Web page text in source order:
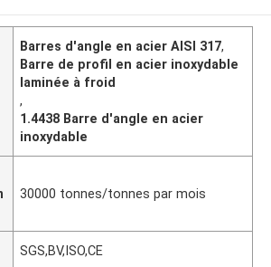
Barres d'angle en acier AISI 317,
Barre de profil en acier inoxydable
laminée à froid
,
1.4438 Barre d'angle en acier
inoxydable
30000 tonnes/tonnes par mois
SGS,BV,ISO,CE